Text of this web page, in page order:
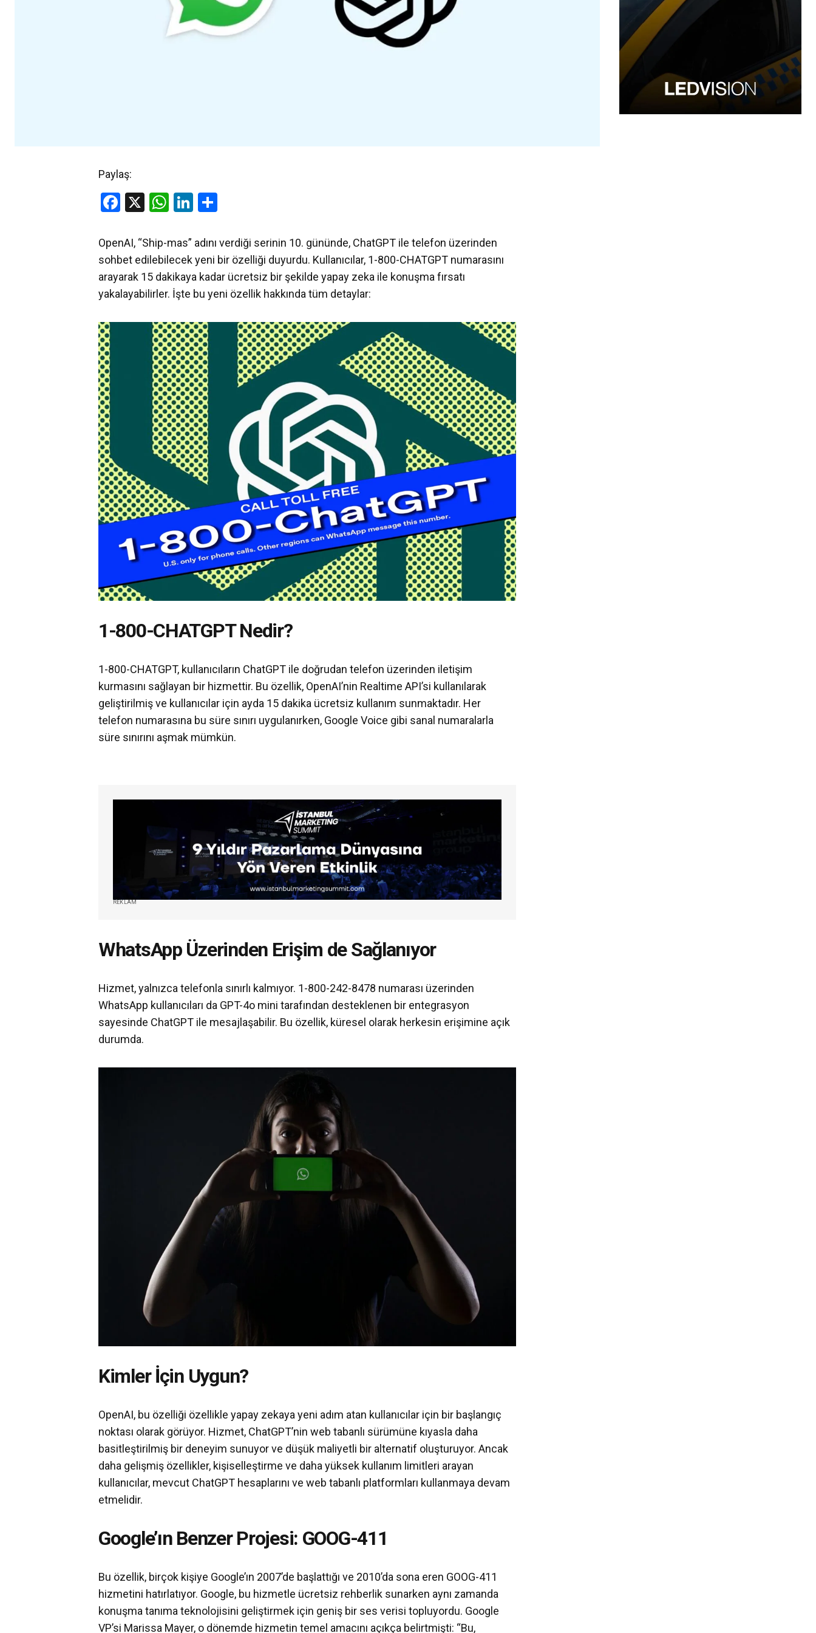
Paylaş:
Facebook
X WhatsApp
LinkedIn
OpenAI, “Ship-mas” adını verdiği serinin 10. gününde, ChatGPT ile telefon üzerinden
sohbet edilebilecek yeni bir özelliği duyurdu. Kullanıcılar, 1-800-CHATGPT numarasını
arayarak 15 dakikaya kadar ücretsiz bir şekilde yapay zeka ile konuşma fırsatı
yakalayabilirler. İşte bu yeni özellik hakkında tüm detaylar:
1-800-CHATGPT Nedir?
1-800-CHATGPT, kullanıcıların ChatGPT ile doğrudan telefon üzerinden iletişim
kurmasını sağlayan bir hizmettir. Bu özellik, OpenAI’nin Realtime API’si kullanılarak
geliştirilmiş ve kullanıcılar için ayda 15 dakika ücretsiz kullanım sunmaktadır. Her
telefon numarasına bu süre sınırı uygulanırken, Google Voice gibi sanal numaralarla
süre sınırını aşmak mümkün.
REKLAM
WhatsApp Üzerinden Erişim de Sağlanıyor
Hizmet, yalnızca telefonla sınırlı kalmıyor. 1-800-242-8478 numarası üzerinden
WhatsApp kullanıcıları da GPT-4o mini tarafından desteklenen bir entegrasyon
sayesinde ChatGPT ile mesajlaşabilir. Bu özellik, küresel olarak herkesin erişimine açık
durumda.
Kimler İçin Uygun?
OpenAI, bu özelliği özellikle yapay zekaya yeni adım atan kullanıcılar için bir başlangıç
noktası olarak görüyor. Hizmet, ChatGPT’nin web tabanlı sürümüne kıyasla daha
basitleştirilmiş bir deneyim sunuyor ve düşük maliyetli bir alternatif oluşturuyor. Ancak
daha gelişmiş özellikler, kişiselleştirme ve daha yüksek kullanım limitleri arayan
kullanıcılar, mevcut ChatGPT hesaplarını ve web tabanlı platformları kullanmaya devam
etmelidir.
Google’ın Benzer Projesi: GOOG-411
Bu özellik, birçok kişiye Google’ın 2007’de başlattığı ve 2010’da sona eren GOOG-411
hizmetini hatırlatıyor. Google, bu hizmetle ücretsiz rehberlik sunarken aynı zamanda
konuşma tanıma teknolojisini geliştirmek için geniş bir ses verisi topluyordu. Google
VP’si Marissa Mayer, o dönemde hizmetin temel amacını açıkça belirtmişti: “Bu,